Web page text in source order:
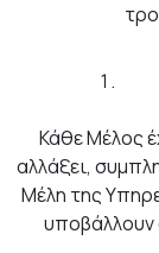
Κάθε Μέλος
αλλάξει,
Μέλη της
υποβάλλουν